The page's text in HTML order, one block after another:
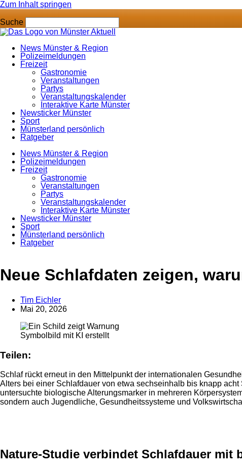
Zum Inhalt springen
Suche
News Münster & Region
Polizeimeldungen
Freizeit
Gastronomie
Veranstaltungen
Partys
Veranstaltungskalender
Interaktive Karte Münster
Newsticker Münster
Sport
Münsterland persönlich
Ratgeber
News Münster & Region
Polizeimeldungen
Freizeit
Gastronomie
Veranstaltungen
Partys
Veranstaltungskalender
Interaktive Karte Münster
Newsticker Münster
Sport
Münsterland persönlich
Ratgeber
Anzeige
Neue Schlafdaten zeigen,
Tim Eichler
Mai 20, 2026
Symbolbild mit KI erstellt
Teilen:
Schlaf rückt erneut in den Mittelpunkt der internationalen
Alters bei einer Schlafdauer von etwa sechseinhalb bis knapp
untersuchte biologische Alterungsmarker in mehreren
sondern auch Jugendliche, Gesundheitssysteme und
Nature-Studie verbindet Schlafdauer mit